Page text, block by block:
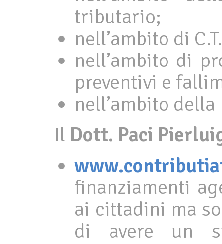
tributario;
nell’ambito di
nell’ambito di
preventivi e
nell’ambito
Il Dott. Paci
finanziamenti
ai cittadini ma
di avere un